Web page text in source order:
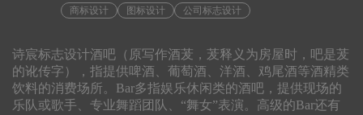
商标设计 图标设计 公司标志设计
诗宸标志设计酒吧（原写作酒茇，茇释义为房屋时，吧是茇
的讹传字），指提供啤酒、葡萄酒、洋酒、鸡尾酒等酒精类
饮料的消费场所。Bar多指娱乐休闲类的酒吧，提供现场的
乐队或歌手、专业舞蹈团队、“舞女”表演。高级的Bar还有